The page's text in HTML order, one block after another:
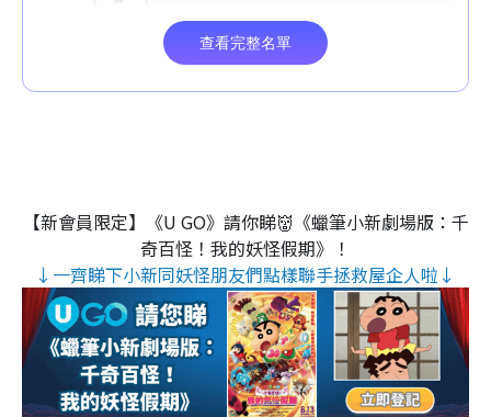
【新會員限定】《U GO》請你睇👹《蠟筆小新劇場版：千
奇百怪！我的妖怪假期》！
↓一齊睇下小新同妖怪朋友們點樣聯手拯救屋企人啦↓